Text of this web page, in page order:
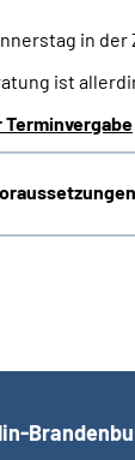
in der
ist
Terminvergabe